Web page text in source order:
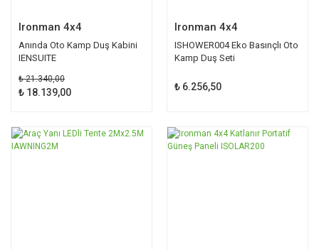
Ironman 4x4
Anında Oto Kamp Duş Kabini
IENSUITE
₺ 21.340,00
₺ 18.139,00
Ironman 4x4
ISHOWER004 Eko Basınçlı Oto
Kamp Duş Seti
₺ 6.256,50